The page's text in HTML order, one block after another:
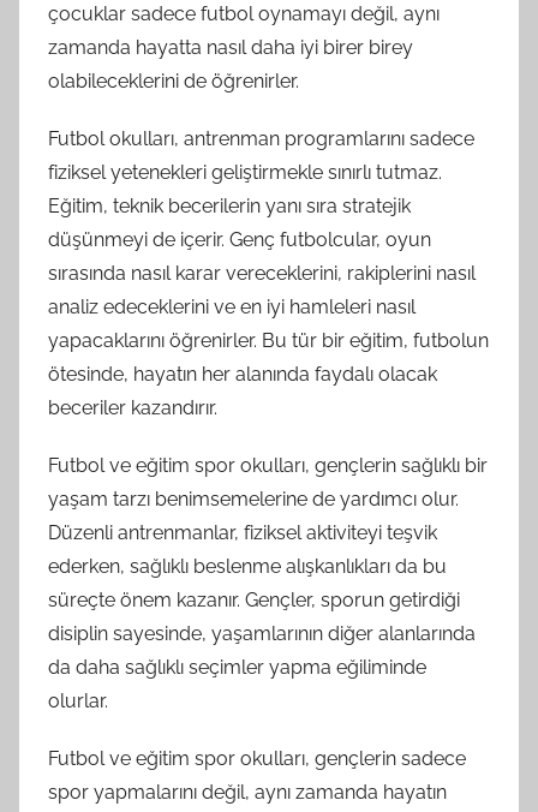
çocuklar sadece futbol oynamayı değil, aynı
zamanda hayatta nasıl daha iyi birer birey
olabileceklerini de öğrenirler.
Futbol okulları, antrenman programlarını sadece
fiziksel yetenekleri geliştirmekle sınırlı tutmaz.
Eğitim, teknik becerilerin yanı sıra stratejik
düşünmeyi de içerir. Genç futbolcular, oyun
sırasında nasıl karar vereceklerini, rakiplerini nasıl
analiz edeceklerini ve en iyi hamleleri nasıl
yapacaklarını öğrenirler. Bu tür bir eğitim, futbolun
ötesinde, hayatın her alanında faydalı olacak
beceriler kazandırır.
Futbol ve eğitim spor okulları, gençlerin sağlıklı bir
yaşam tarzı benimsemelerine de yardımcı olur.
Düzenli antrenmanlar, fiziksel aktiviteyi teşvik
ederken, sağlıklı beslenme alışkanlıkları da bu
süreçte önem kazanır. Gençler, sporun getirdiği
disiplin sayesinde, yaşamlarının diğer alanlarında
da daha sağlıklı seçimler yapma eğiliminde
olurlar.
Futbol ve eğitim spor okulları, gençlerin sadece
spor yapmalarını değil, aynı zamanda hayatın